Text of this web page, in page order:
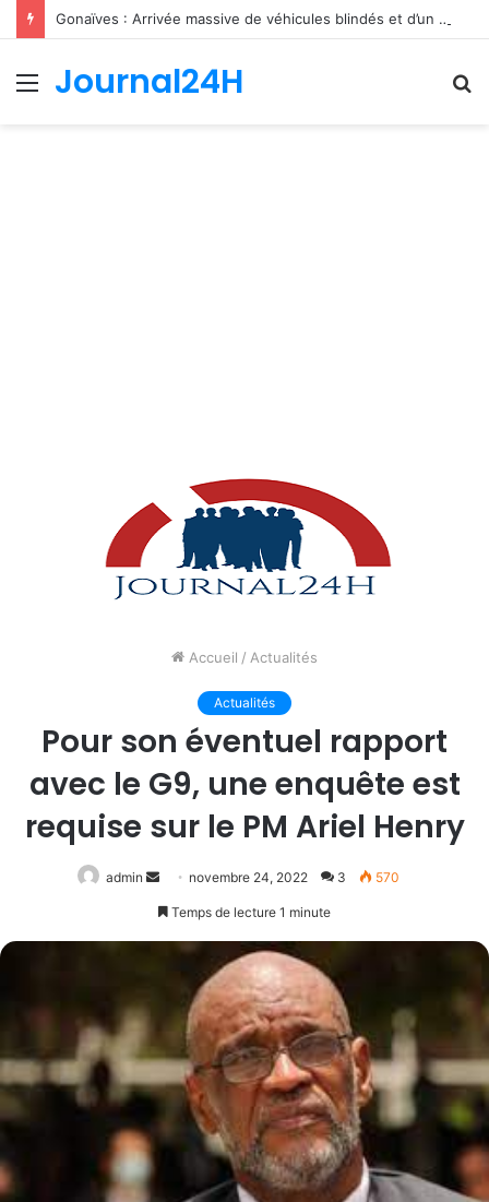
Gonaïves : Arrivée massive de véhicules blindés et d’un contingent sri-lankais de la FRG dans l’Artibonite
Menu
Journal24H
Accueil / Actualités
Actualités
Pour son éventuel rapport
avec le G9, une enquête est
requise sur le PM Ariel Henry
admin
Envoyer
un
novembre 24, 2022 3 570
Temps de lecture 1 minute